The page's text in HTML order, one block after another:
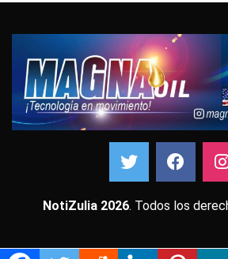
NotiZulia 2026. Todos los